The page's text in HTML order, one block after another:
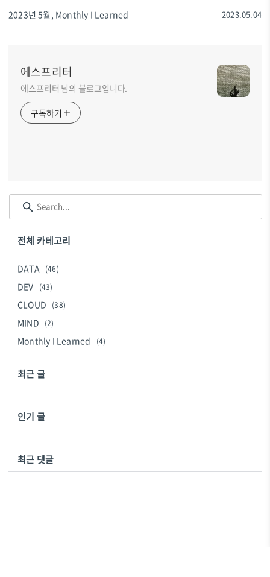
2023년 5월, Monthly I Learned 2023.05.04
에스프리터
에스프리터 님의 블로그입니다.
구독하기
전체 카테고리
DATA (46)
DEV (43)
CLOUD (38)
MIND (2)
Monthly I Learned (4)
최근 글
인기 글
최근 댓글